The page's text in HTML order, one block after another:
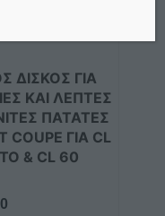
ΔΊΣΚΟΣ ΓΙΑ
ΚΑΙ ΛΕΠΤΈΣ
ΠΑΤΆΤΕΣ
COUPE ΓΙΑ CL
& CL 60